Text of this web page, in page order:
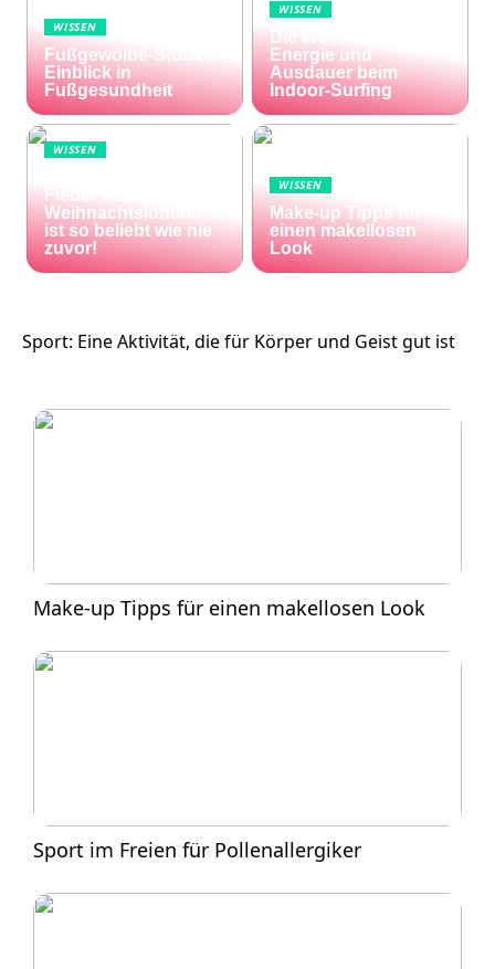
WISSEN
Fußgewölbe-Stütze:
Einblick in
Fußgesundheit
WISSEN
Die Welle zu Hause:
Energie und
Ausdauer beim
Indoor-Surfing
WISSEN
Fieber – die El Gordo
Weihnachtslotterie
ist so beliebt wie nie
zuvor!
WISSEN
Make-up Tipps für
einen makellosen
Look
Sport: Eine Aktivität, die für Körper und Geist gut ist
Make-up Tipps für einen makellosen Look
Sport im Freien für Pollenallergiker